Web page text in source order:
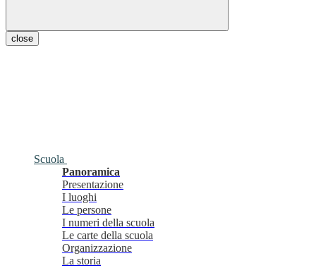
close
Scuola
Panoramica
Presentazione
I luoghi
Le persone
I numeri della scuola
Le carte della scuola
Organizzazione
La storia